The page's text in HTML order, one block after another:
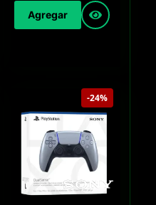
Agregar
-24%